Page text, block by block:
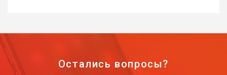
Остались вопросы?